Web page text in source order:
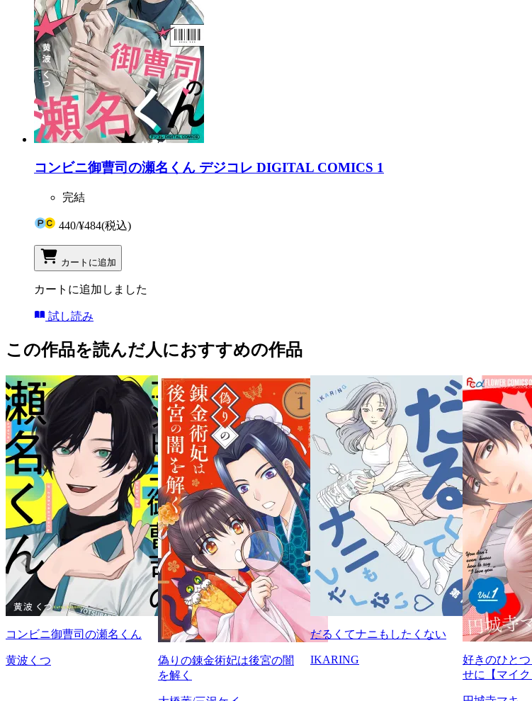
コンビニ御曹司の瀬名くん デジコレ DIGITAL COMICS 1
完結
440/¥484(税込)
カートに追加
カートに追加しました
試し読み
この作品を読んだ人におすすめの作品
コンビニ御曹司の瀬名くん
黄波くつ
偽りの錬金術妃は後宮の闇
を解く
だるくてナニもしたくない
IKARING
好きのひとつ
せに【マイク